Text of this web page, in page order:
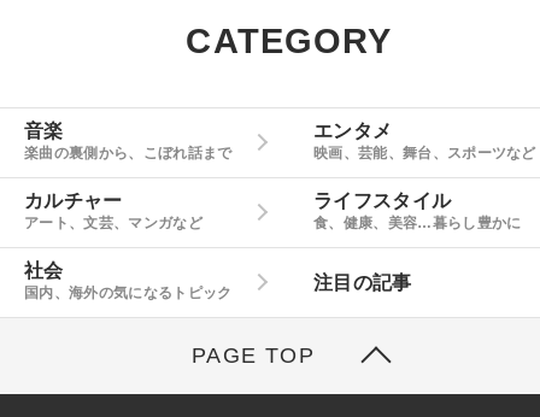
CATEGORY
音楽
楽曲の裏側から、こぼれ話まで
エンタメ
映画、芸能、舞台、スポーツなど
カルチャー
アート、文芸、マンガなど
ライフスタイル
食、健康、美容…暮らし豊かに
社会
国内、海外の気になるトピック
注目の記事
PAGE TOP